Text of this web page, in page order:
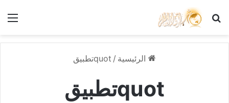
بحث عن
الرئيسية / quotتطبيق
quotتطبيق